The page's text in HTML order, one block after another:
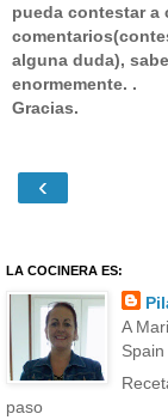
pueda contestar a
alguna duda),
enormemente. .
Gracias.
‹
LA COCINERA ES:
A
Spain
paso